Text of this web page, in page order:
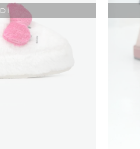
ve Fiyatları
geniş bir aralığa sahiptir.
oldukları için daha ağır ve
altında onlarca ayakkabı çeşidi
yüksek topuklu
Bu yüzden de yüksek
de yüksek